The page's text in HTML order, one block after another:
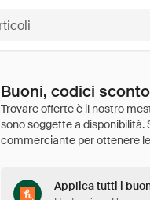
Buoni, codici
Applica tutti i